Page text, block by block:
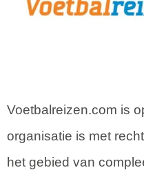
Voetbalreizen.com is
organisatie is met
het gebied van